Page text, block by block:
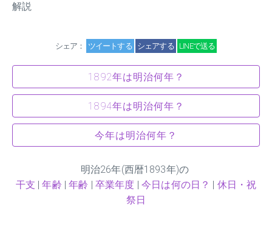
解説
シェア： ツイートする シェアする LINEで送る
1892年は明治何年？
1894年は明治何年？
今年は明治何年？
明治26年(西暦1893年)の
干支 |年齢 |年齢 |卒業年度 |今日は何の日？ | 休日・祝
祭日